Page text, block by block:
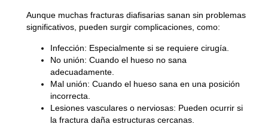
Aunque muchas fracturas diafisarias sanan sin problemas
significativos, pueden surgir complicaciones, como:
Infección: Especialmente si se requiere cirugía.
No unión: Cuando el hueso no sana
adecuadamente.
Mal unión: Cuando el hueso sana en una posición
incorrecta.
Lesiones vasculares o nerviosas: Pueden ocurrir si
la fractura daña estructuras cercanas.